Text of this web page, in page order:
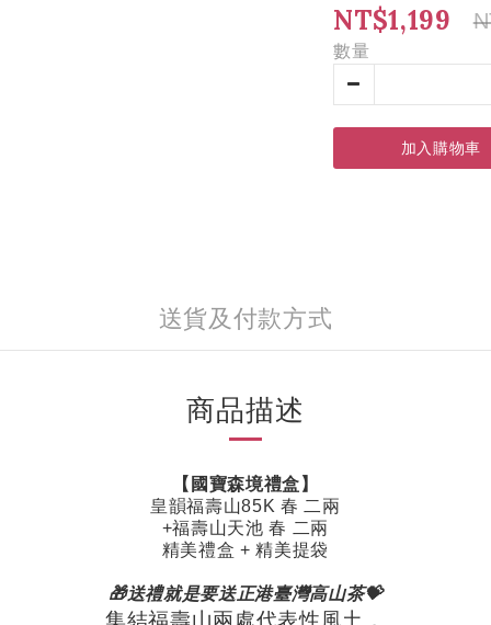
NT$1,199
數量
加入購物車
送貨及付款方式
商品描述
【國寶森境禮盒】
皇韻福壽山85K 春 二兩
+福壽山天池 春 二兩
精美禮盒 + 精美提袋
🎁送禮就是要送正港臺灣高山茶💝
集結福壽山兩處代表性風土，